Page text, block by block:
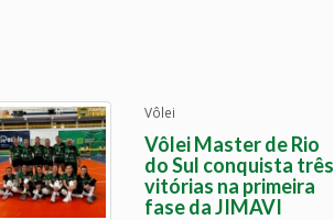
Vôlei
Vôlei Master de Rio
do Sul conquista três
vitórias na primeira
fase da JIMAVI